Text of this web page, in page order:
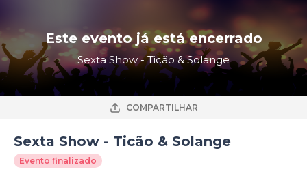
Este evento já está encerrado
Sexta Show - Ticão & Solange
COMPARTILHAR
Sexta Show - Ticão & Solange
Evento finalizado